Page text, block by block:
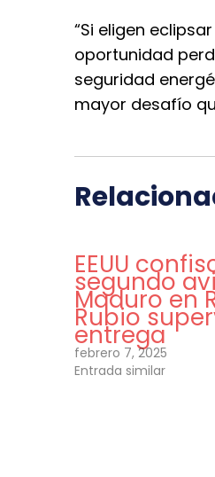
“Si eligen
oportunidad
seguridad
mayor desafío
EEUU
segundo
Maduro en
Rubio
entrega
febrero 7, 2025
Entrada similar